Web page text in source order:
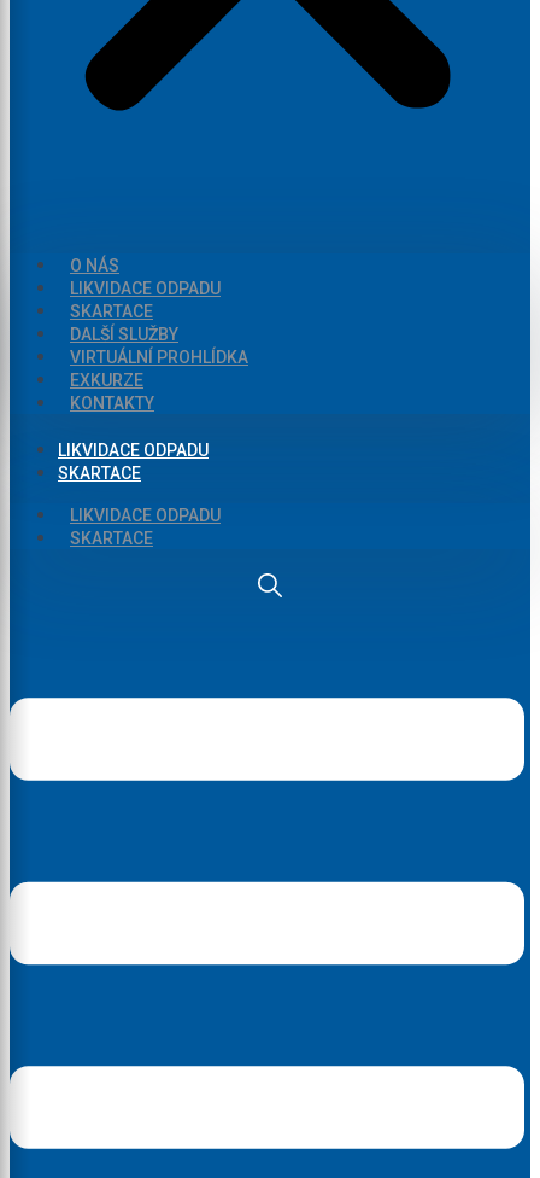
O NÁS
LIKVIDACE ODPADU
SKARTACE
DALŠÍ SLUŽBY
VIRTUÁLNÍ PROHLÍDKA
EXKURZE
KONTAKTY
LIKVIDACE ODPADU
SKARTACE
LIKVIDACE ODPADU
SKARTACE